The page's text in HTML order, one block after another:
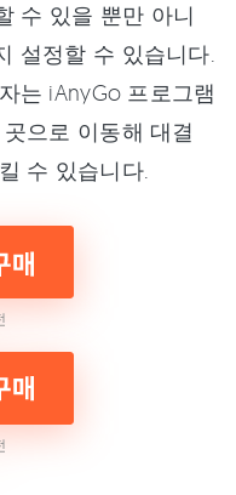
수 있을 뿐만 아니
설정할 수 있습니다.
는 iAnyGo 프로그램
으로 이동해 대결
수 있습니다.